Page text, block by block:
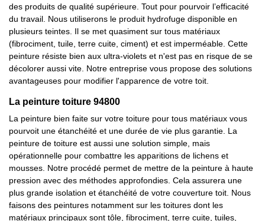
des produits de qualité supérieure. Tout pour pourvoir l’efficacité
du travail. Nous utiliserons le produit hydrofuge disponible en
plusieurs teintes. Il se met quasiment sur tous matériaux
(fibrociment, tuile, terre cuite, ciment) et est imperméable. Cette
peinture résiste bien aux ultra-violets et n'est pas en risque de se
décolorer aussi vite. Notre entreprise vous propose des solutions
avantageuses pour modifier l'apparence de votre toit.
La peinture toiture 94800
La peinture bien faite sur votre toiture pour tous matériaux vous
pourvoit une étanchéité et une durée de vie plus garantie. La
peinture de toiture est aussi une solution simple, mais
opérationnelle pour combattre les apparitions de lichens et
mousses. Notre procédé permet de mettre de la peinture à haute
pression avec des méthodes approfondies. Cela assurera une
plus grande isolation et étanchéité de votre couverture toit. Nous
faisons des peintures notamment sur les toitures dont les
matériaux principaux sont tôle, fibrociment, terre cuite, tuiles,